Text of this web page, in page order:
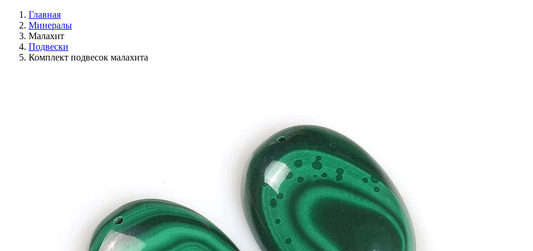
Главная
Минералы
Малахит
Подвески
Комплект подвесок малахита